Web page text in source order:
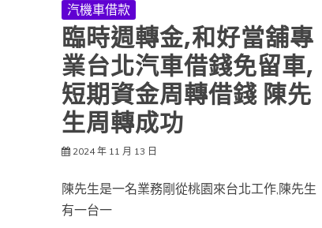
汽機車借款
臨時週轉金,和好當舖專
業台北汽車借錢免留車,
短期資金周轉借錢 陳先
生周轉成功
2024 年 11 月 13 日
陳先生是一名業務剛從桃園來台北工作,陳先生
有一台一